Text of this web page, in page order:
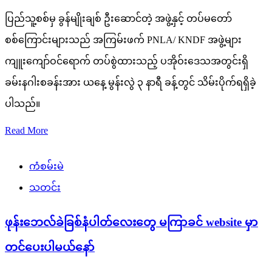
ပြည်သူ့စစ်မှ ခွန်မျိုးချစ် ဦးဆောင်တဲ့ အဖွဲ့နှင့် တပ်မတော်
စစ်ကြောင်းများသည် အကြမ်းဖက် PNLA/ KNDF အဖွဲ့များ
ကျူးကျော်ဝင်ရောက် တပ်စွဲထားသည့် ပအိုဝ်းဒေသအတွင်းရှိ
ခမ်းနဂါးစခန်းအား ယနေ့ မွန်းလွဲ ၃ နာရီ ခန့်တွင် သိမ်းပိုက်ရရှိခဲ့
ပါသည်။
Read More
ကံစမ်းမဲ
သတင်း
ဖုန်းဘေလ်ခဲခြစ်နံပါတ်လေးတွေ မကြာခင် website မှာ
တင်ပေးပါမယ်နော်